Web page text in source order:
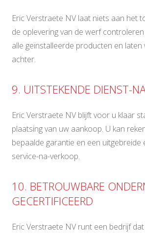
Eric Verstraete NV laat niets aan het
de oplevering van de werf
alle geïnstalleerde producten en
achter.
9. UITSTEKENDE DIENST-
Eric Verstraete NV blijft voor u klaar
plaatsing van uw aankoop. U kan
bepaalde garantie en een uitgebreide
service-na-verkoop.
10. BETROUWBARE
GECERTIFICEERD
Eric Verstraete NV runt een bedrijf